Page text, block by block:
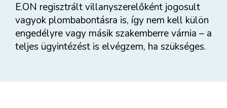
E.ON regisztrált villanyszerelőként jogosult
vagyok plombabontásra is, így nem kell külön
engedélyre vagy másik szakemberre várnia – a
teljes ügyintézést is elvégzem, ha szükséges.